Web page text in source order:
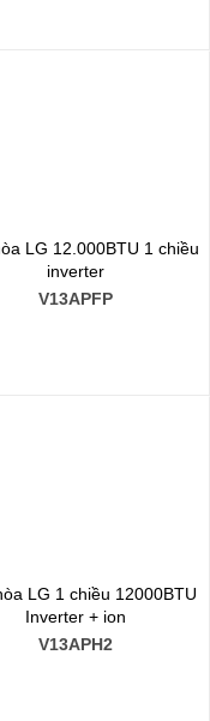
LG 12.000BTU 1 chiều
inverter
V13APFP
LG 1 chiều 12000BTU
Inverter + ion
V13APH2